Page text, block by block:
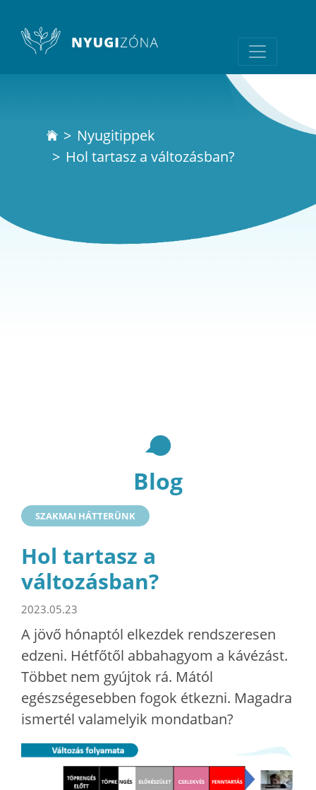
Nyugitippek
Hol tartasz a változásban?
Blog
SZAKMAI HÁTTERÜNK
Hol tartasz a
változásban?
2023.05.23
A jövő hónaptól elkezdek rendszeresen
edzeni. Hétfőtől abbahagyom a kávézást.
Többet nem gyújtok rá. Mától
egészségesebben fogok étkezni. Magadra
ismertél valamelyik mondatban?